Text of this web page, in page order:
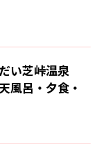
い芝峠温泉
風呂・夕食・